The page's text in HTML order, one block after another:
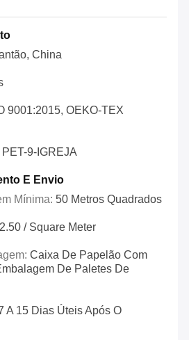
China
9001:2015, OEKO-TEX
PET-9-IGREJA
E Envio
Mínima: 50 Metros Quadrados
/ Square Meter
Caixa De Papelão Com
De Paletes De
A 15 Dias Úteis Após O